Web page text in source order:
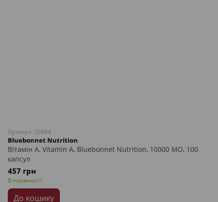
Артикул: 26864
Bluebonnet Nutrition
Вітамін А, Vitamin A, Bluebonnet Nutrition, 10000 МО, 100
капсул
457 грн
В наявності
До кошику